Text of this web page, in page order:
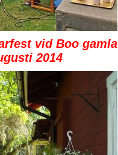
vid Boo gamla
2014